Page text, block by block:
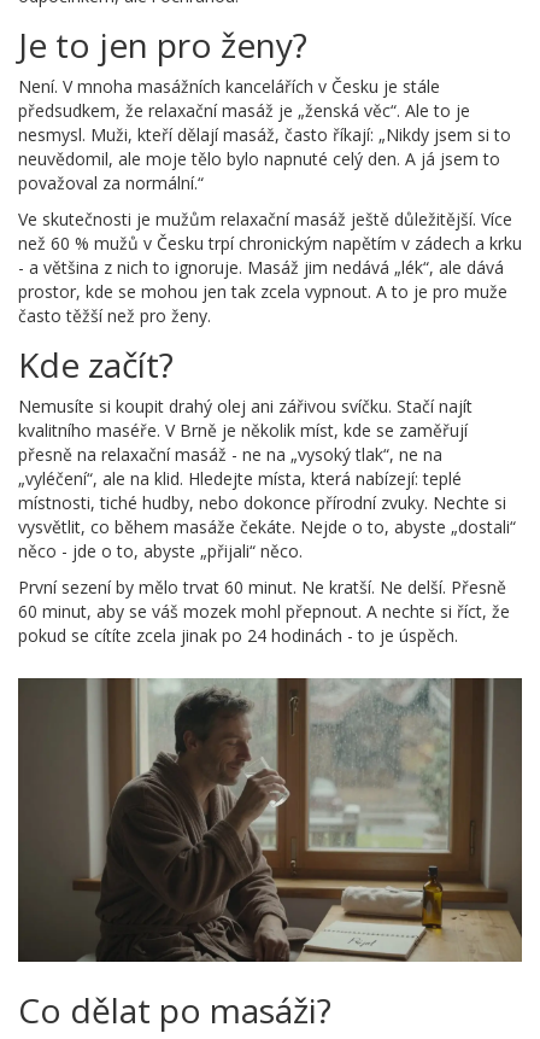
Je to jen pro ženy?
Není. V mnoha masážních kancelářích v Česku je stále
předsudkem, že relaxační masáž je „ženská věc“. Ale to je
nesmysl. Muži, kteří dělají masáž, často říkají: „Nikdy jsem si to
neuvědomil, ale moje tělo bylo napnuté celý den. A já jsem to
považoval za normální.“
Ve skutečnosti je mužům relaxační masáž ještě důležitější. Více
než 60 % mužů v Česku trpí chronickým napětím v zádech a krku
- a většina z nich to ignoruje. Masáž jim nedává „lék“, ale dává
prostor, kde se mohou jen tak zcela vypnout. A to je pro muže
často těžší než pro ženy.
Kde začít?
Nemusíte si koupit drahý olej ani zářivou svíčku. Stačí najít
kvalitního maséře. V Brně je několik míst, kde se zaměřují
přesně na relaxační masáž - ne na „vysoký tlak“, ne na
„vyléčení“, ale na klid. Hledejte místa, která nabízejí: teplé
místnosti, tiché hudby, nebo dokonce přírodní zvuky. Nechte si
vysvětlit, co během masáže čekáte. Nejde o to, abyste „dostali“
něco - jde o to, abyste „přijali“ něco.
První sezení by mělo trvat 60 minut. Ne kratší. Ne delší. Přesně
60 minut, aby se váš mozek mohl přepnout. A nechte si říct, že
pokud se cítíte zcela jinak po 24 hodinách - to je úspěch.
Co dělat po masáži?